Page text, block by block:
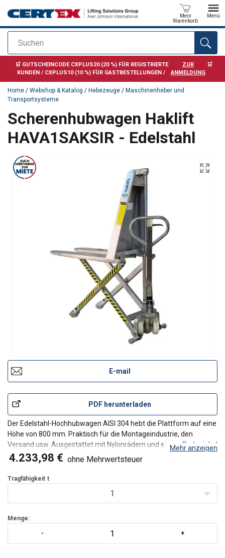
Suchen
Mein
Warenkorb
Menü
Anfragen
🛒 GUTSCHEINCODE CXPLUS20 (20 %) FÜR REGISTRIERTE
KUNDEN / CXPLUS10 (10 %) FÜR GASTBESTELLUNGEN /
ZUR
ANMELDUNG
🛒
Home / Webshop & Katalog / Hebezeuge / Maschinenheber und
Transportsysteme
Scherenhubwagen Haklift
HAVA1SAKSIR - Edelstahl
E-mail
PDF herunterladen
Der Edelstahl-Hochhubwagen AISI 304 hebt die Plattform auf eine
Höhe von 800 mm. Praktisch für die Montageindustrie, den
Versand usw. Ausgestattet mit Nylonrädern und einem Drehwinkel
von 210°.
Mehr anzeigen
4.233,98 € ohne Mehrwertsteuer
Tragfähigkeit t
1
Menge: